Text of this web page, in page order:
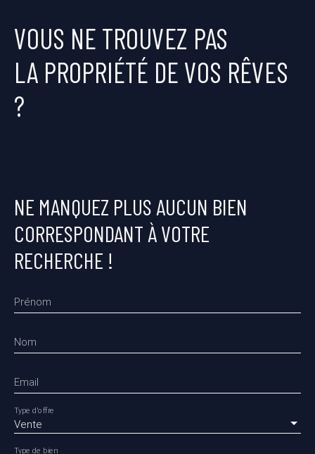
VOUS NE TROUVEZ PAS
LA PROPRIÉTÉ DE VOS RÊVES
?
NE MANQUEZ PLUS AUCUN BIEN
CORRESPONDANT À VOTRE
RECHERCHE !
Prénom
Nom
Email
Vente
Type d'offre
Type de bien